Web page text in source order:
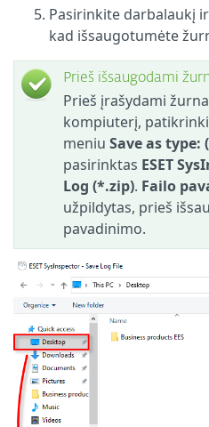
Pasirinkite darbalaukį
kad išsaugotumėte
Prieš išsaugodami
Prieš įrašydami
kompiuterį,
meniu Save as
pasirinktas ESET
Log (*.zip). Failo
užpildytas, prieš
pavadinimo.